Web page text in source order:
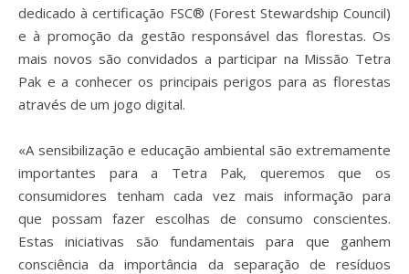
dedicado à certificação FSC® (Forest Stewardship Council)
e à promoção da gestão responsável das florestas. Os
mais novos são convidados a participar na Missão Tetra
Pak e a conhecer os principaisperigos para as florestas
através de um jogo digital.
«A sensibilização e educação ambiental são extremamente
importantes para a Tetra Pak, queremos que os
consumidores tenham cada vez mais informação para
que possam fazer escolhas de consumo conscientes.
Estas iniciativas são fundamentaispara que ganhem
consciência da importância da separação de resíduos